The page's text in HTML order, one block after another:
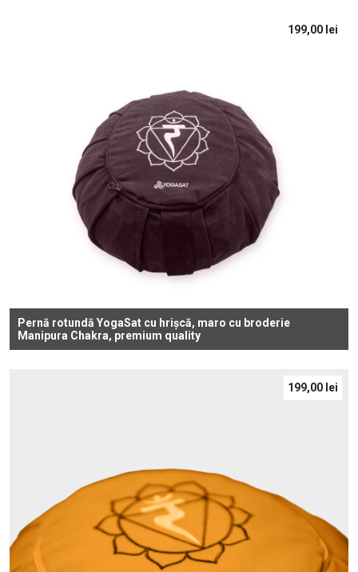
Pernă rotundă YogaSat cu hrișcă, maro cu broderie
Manipura Chakra, premium quality
199,00 lei
199,00 lei